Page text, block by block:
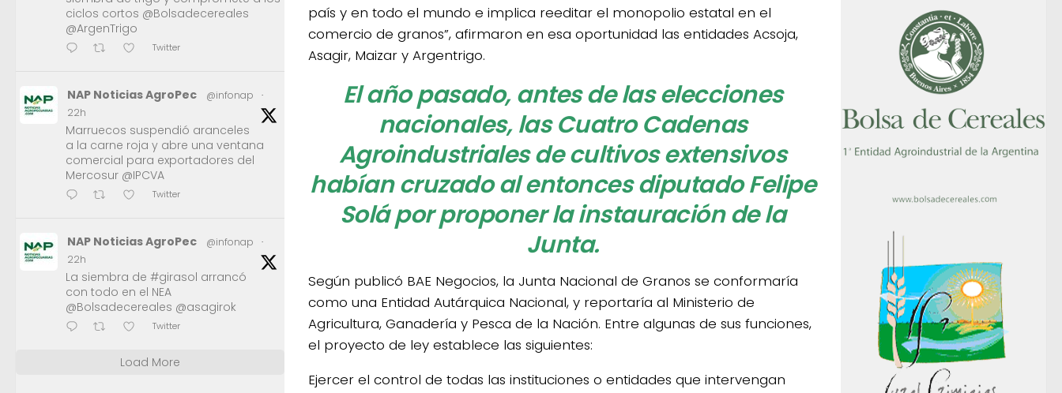
país y en todo el mundo e implica reeditar el monopolio estatal en el
comercio de granos”, afirmaron en esa oportunidad las entidades Acsoja,
Asagir, Maizar y Argentrigo.
El año pasado, antes de las elecciones
nacionales, las Cuatro Cadenas
Agroindustriales de cultivos extensivos
habían cruzado al entonces diputado Felipe
Solá por proponer la instauración de la
Junta.
Según publicó BAE Negocios, la Junta Nacional de Granos se conformaría
como una Entidad Autárquica Nacional, y reportaría al Ministerio de
Agricultura, Ganadería y Pesca de la Nación. Entre algunas de sus funciones,
el proyecto de ley establece las siguientes:
Ejercer el control de todas las instituciones o entidades que intervengan
ciclos cortos @Bolsadecereales
@ArgenTrigo
Twitter
NAP Noticias AgroPec @infonap
·
22h
Marruecos suspendió aranceles
a la carne roja y abre una ventana
comercial para exportadores del
Mercosur @IPCVA
Twitter
NAP Noticias AgroPec @infonap
·
22h
La siembra de #girasol arrancó
con todo en el NEA
@Bolsadecereales @asagirok
Twitter
Load More